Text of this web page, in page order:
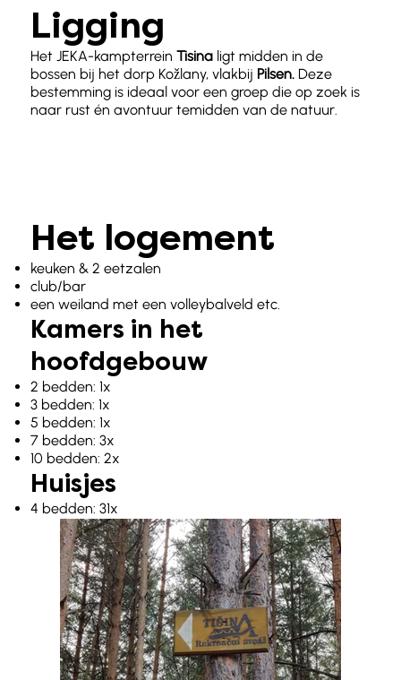
Ligging
Het JEKA-kampterreinTisina ligt midden in de
bossen bij het dorp Kožlany, vlakbij Pilsen. Deze
bestemming is ideaal voor een groep die op zoek is
naar rust én avontuur temidden van de natuur.
Het logement
keuken & 2 eetzalen
club/bar
een weiland met een volleybalveld etc.
Kamers in het
hoofdgebouw
2 bedden: 1x
3 bedden: 1x
5 bedden: 1x
7 bedden: 3x
10 bedden: 2x
Huisjes
4 bedden: 31x